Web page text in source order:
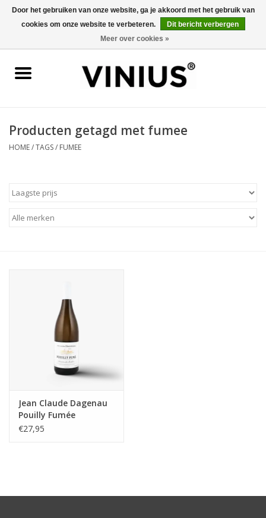
0 Artikelen - €0,00
Wijn per kleur/soort
Wijnproeverij
Over Vinius
Producten getagd met fumee
HOME/TAGS/ FUMEE
Jean Claude Dagenau
Pouilly Fumée
€27,95
Door het gebruiken van onze website, ga je akkoord met het gebruik van
cookies om onze website te verbeteren.
Dit bericht verbergen
Meer over cookies »